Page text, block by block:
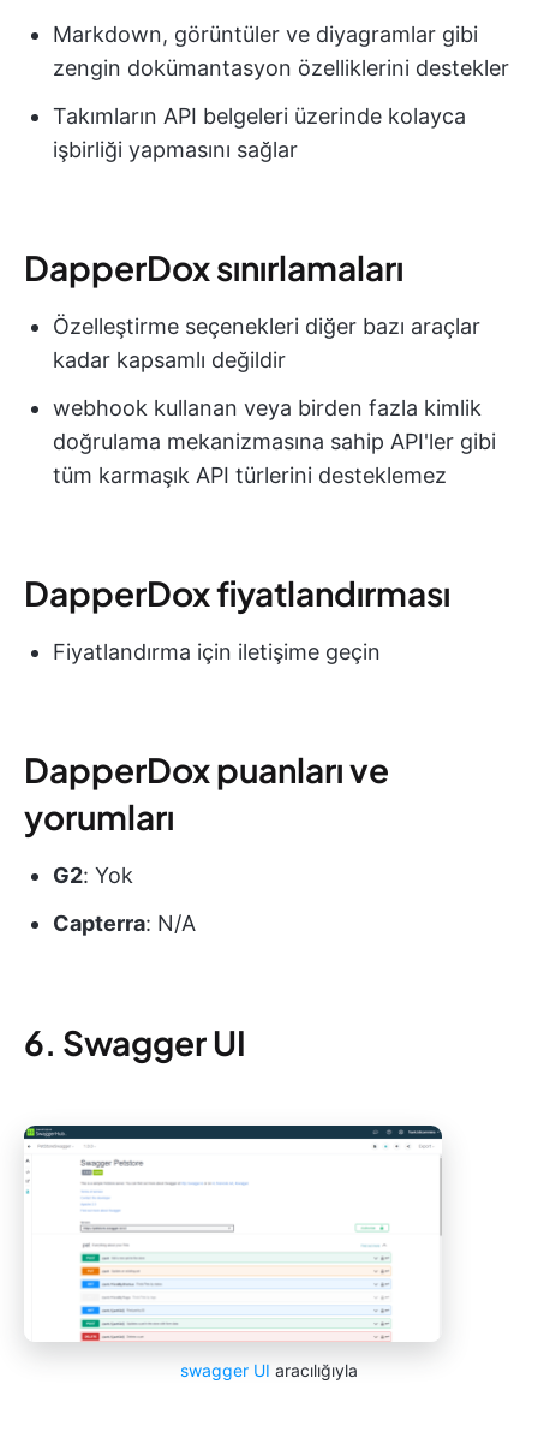
Markdown, görüntüler ve diyagramlar gibi
zengin dokümantasyon özelliklerini destekler
Takımların API belgeleri üzerinde kolayca
işbirliği yapmasını sağlar
DapperDox sınırlamaları
Özelleştirme seçenekleri diğer bazı araçlar
kadar kapsamlı değildir
webhook kullanan veya birden fazla kimlik
doğrulama mekanizmasına sahip API'ler gibi
tüm karmaşık API türlerini desteklemez
DapperDox fiyatlandırması
Fiyatlandırma için iletişime geçin
DapperDox puanları ve
yorumları
G2: Yok
Capterra: N/A
6. Swagger UI
swagger UI aracılığıyla